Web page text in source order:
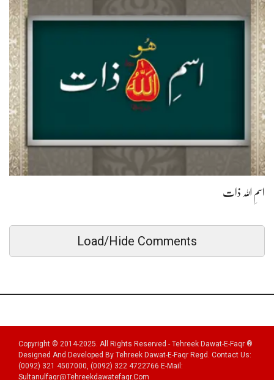
اسمِ اللہ ذات
Load/Hide Comments
Copyright © 2014-2025. All Rights Reserved - Tehreek Dawat-E-Faqr ®
Designed And Developed By Tehreek Dawat-E-Faqr Regd. Contact Us:
(0092) 321 4507000, (0092) 322 4722766 E-Mail:
Sultanulfaqr@tehreekdawatefaqr.com